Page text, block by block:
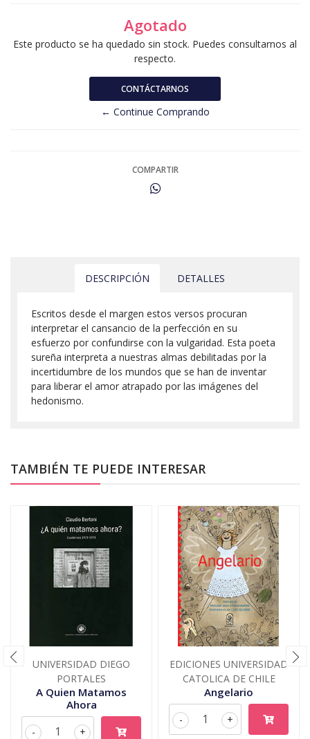
Agotado
Este producto se ha quedado sin stock. Puedes consultarnos al
respecto.
CONTÁCTARNOS
← Continue Comprando
COMPARTIR
DESCRIPCIÓN DETALLES
Escritos desde el margen estos versos procuran
interpretar el cansancio de la perfección en su
esfuerzo por confundirse con la vulgaridad. Esta poeta
sureña interpreta a nuestras almas debilitadas por la
incertidumbre de los mundos que se han de inventar
para liberar el amor atrapado por las imágenes del
hedonismo.
TAMBIÉN TE PUEDE INTERESAR
UNIVERSIDAD DIEGO
PORTALES
A Quien Matamos
Ahora
+
-
EDICIONES UNIVERSIDAD
CATOLICA DE CHILE
Angelario
+
-